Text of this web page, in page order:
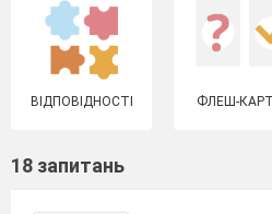
ВІДПОВІДНОСТІ ФЛЕШ-
18 запитань